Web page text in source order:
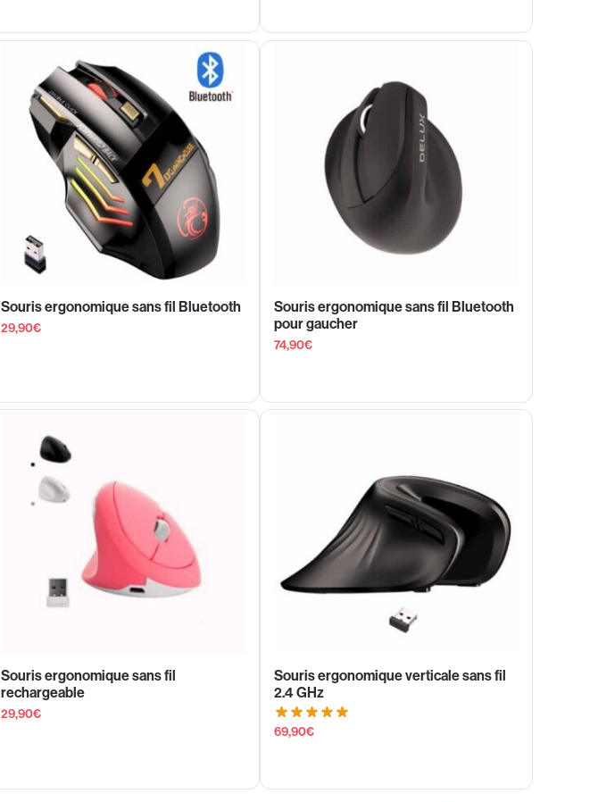
Souris ergonomique sans fil Bluetooth
29,90€
Souris ergonomique sans fil Bluetooth
pour gaucher
74,90€
Souris ergonomique sans fil
rechargeable
29,90€
Souris ergonomique verticale sans fil
2.4 GHz
69,90€